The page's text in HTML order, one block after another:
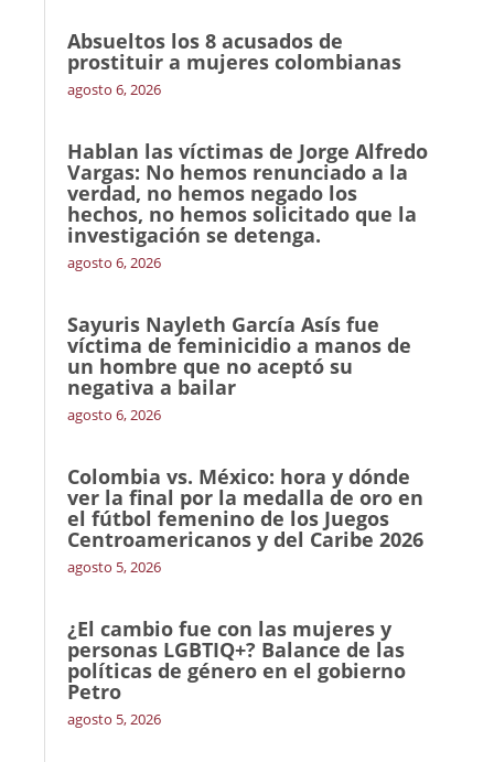
Absueltos los 8 acusados de
prostituir a mujeres colombianas
agosto 6, 2026
Hablan las víctimas de Jorge Alfredo
Vargas: No hemos renunciado a la
verdad, no hemos negado los
hechos, no hemos solicitado que la
investigación se detenga.
agosto 6, 2026
Sayuris Nayleth García Asís fue
víctima de feminicidio a manos de
un hombre que no aceptó su
negativa a bailar
agosto 6, 2026
Colombia vs. México: hora y dónde
ver la final por la medalla de oro en
el fútbol femenino de los Juegos
Centroamericanos y del Caribe 2026
agosto 5, 2026
¿El cambio fue con las mujeres y
personas LGBTIQ+? Balance de las
políticas de género en el gobierno
Petro
agosto 5, 2026